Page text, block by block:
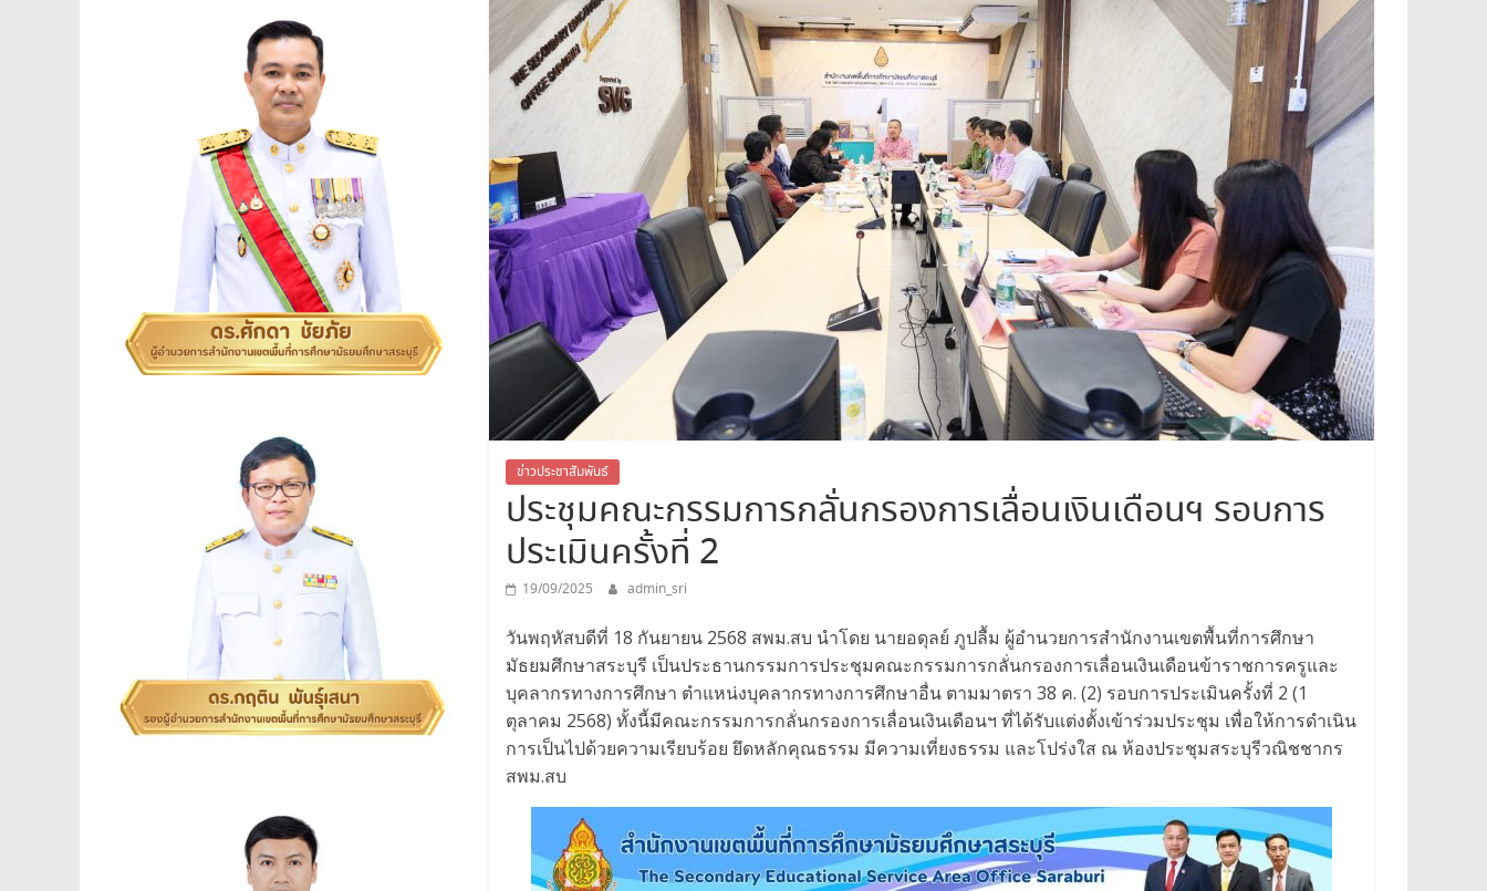
ข่าวประชาสัมพันธ์
ประชุมคณะกรรมการกลั่นกรองการเลื่อนเงินเดือนฯ รอบการ
ประเมินครั้งที่ 2
19/09/2025 admin_sri
วันพฤหัสบดีที่ 18 กันยายน 2568 สพม.สบ นำโดย นายอดุลย์ ภูปลื้ม ผู้อำนวยการสำนักงานเขตพื้นที่การศึกษา
มัธยมศึกษาสระบุรี เป็นประธานกรรมการประชุมคณะกรรมการกลั่นกรองการเลื่อนเงินเดือนข้าราชการครูและ
บุคลากรทางการศึกษา ตำแหน่งบุคลากรทางการศึกษาอื่น ตามมาตรา 38 ค. (2) รอบการประเมินครั้งที่ 2 (1
ตุลาคม 2568) ทั้งนี้มีคณะกรรมการกลั่นกรองการเลื่อนเงินเดือนฯ ที่ได้รับแต่งตั้งเข้าร่วมประชุม เพื่อให้การดำเนิน
การเป็นไปด้วยความเรียบร้อย ยึดหลักคุณธรรม มีความเที่ยงธรรม และโปร่งใส ณ ห้องประชุมสระบุรีวณิชชากร
สพม.สบ